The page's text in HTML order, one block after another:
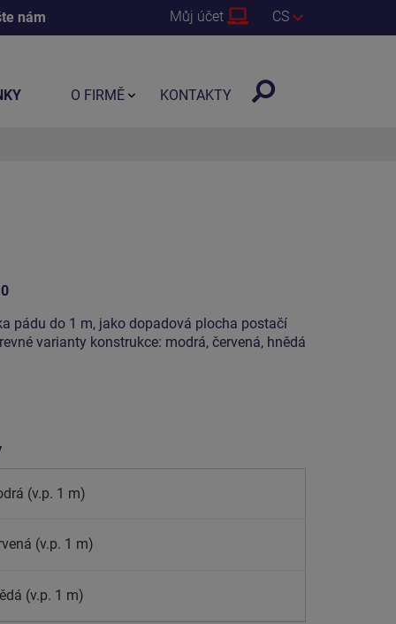
nám Můj účet CS
pádu do 1 m, jako dopadová plocha postačí
varianty konstrukce: modrá, červená, hnědá
(v.p. 1 m)
(v.p. 1 m)
(v.p. 1 m)
O FIRMĚ KONTAKTY